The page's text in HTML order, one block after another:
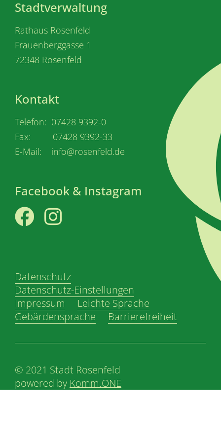
Stadtverwaltung
Rathaus Rosenfeld
Frauenberggasse 1
72348 Rosenfeld
Kontakt
Telefon: 07428 9392-0
Fax: 07428 9392-33
E-Mail: info@rosenfeld.de
Facebook & Instagram
Datenschutz
Datenschutz-Einstellungen
Impressum
Leichte Sprache
Gebärdensprache
Barrierefreiheit
© 2021 Stadt Rosenfeld
powered by Komm.ONE